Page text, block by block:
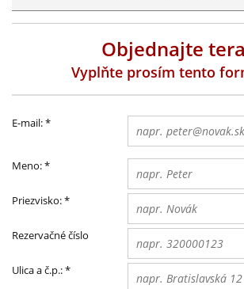
Objednajte
Vyplňte prosím tento
E-mail:*
Meno:*
Priezvisko:*
Rezervačné číslo
Ulica a č.p.:*